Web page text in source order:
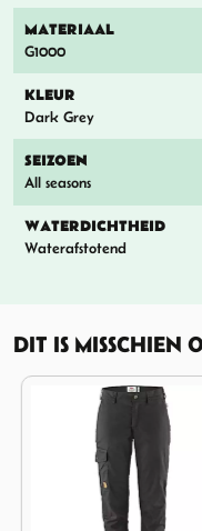
MATERIAAL
G1000
KLEUR
Dark Grey
SEIZOEN
All seasons
WATERDICHTHEID
Waterafstotend
DIT IS MISSCHIEN